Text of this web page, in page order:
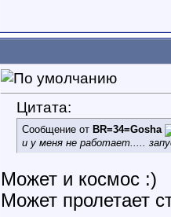
Цитата:
Сообщение от BR=34=Gosha
и у меня не работает.....
Может и космос :)
Может пролетает